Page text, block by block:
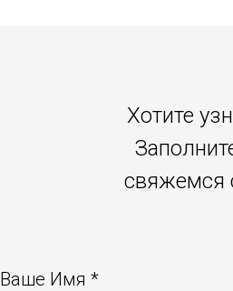
Хотите
свяжемся
Ваше Имя *